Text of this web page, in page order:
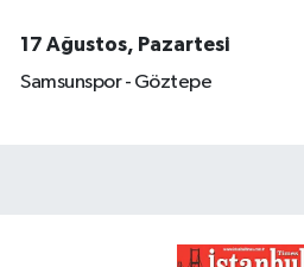
17 Ağustos, Pazartesi
Samsunspor - Göztepe